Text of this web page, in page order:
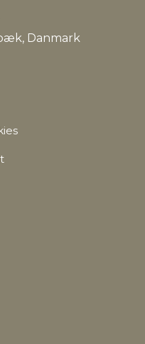
Danmark